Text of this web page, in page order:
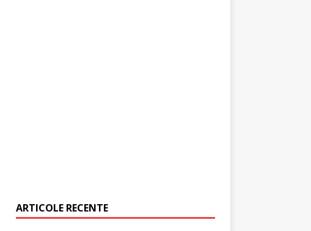
ARTICOLE RECENTE